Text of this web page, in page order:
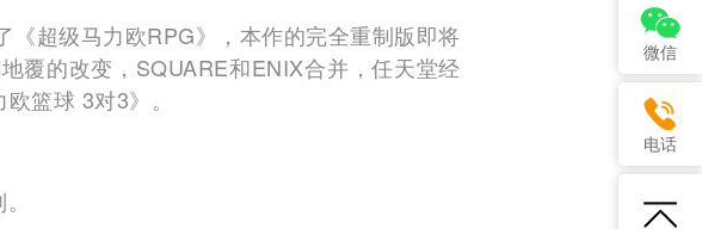
超级马力欧RPG》，本作的完全重制版即将
覆的改变，SQUARE和ENIX合并，任天堂经
篮球 3对3》。
微信
电话